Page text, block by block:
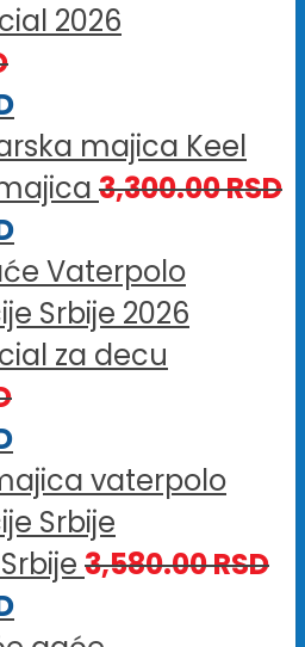
2026
Keel
3,300.00RSD
za decu
3,580.00RSD